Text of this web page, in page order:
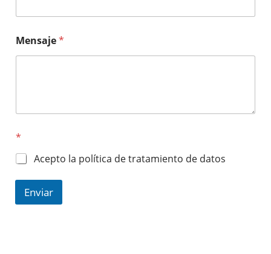
Mensaje*
*
Acepto la política de tratamiento de datos
Enviar